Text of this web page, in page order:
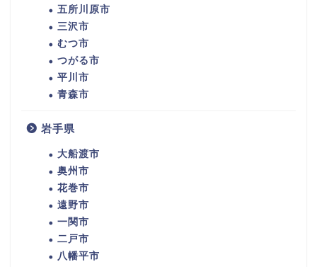
五所川原市
三沢市
むつ市
つがる市
平川市
青森市
岩手県
大船渡市
奥州市
花巻市
遠野市
一関市
二戸市
八幡平市